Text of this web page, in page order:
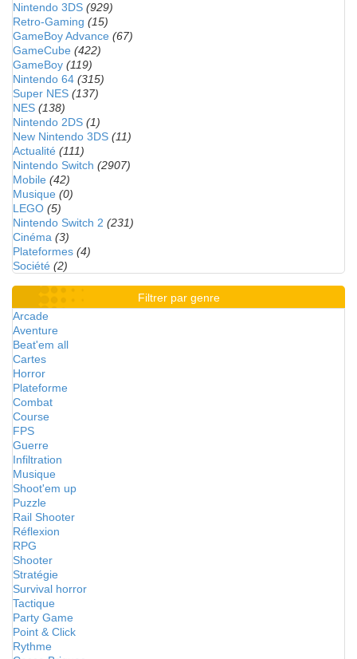
Nintendo 3DS (929)
Retro-Gaming (15)
GameBoy Advance (67)
GameCube (422)
GameBoy (119)
Nintendo 64 (315)
Super NES (137)
NES (138)
Nintendo 2DS (1)
New Nintendo 3DS (11)
Actualité (111)
Nintendo Switch (2907)
Mobile (42)
Musique (0)
LEGO (5)
Nintendo Switch 2 (231)
Cinéma (3)
Plateformes (4)
Société (2)
Filtrer par genre
Arcade
Aventure
Beat'em all
Cartes
Horror
Plateforme
Combat
Course
FPS
Guerre
Infiltration
Musique
Shoot'em up
Puzzle
Rail Shooter
Réflexion
RPG
Shooter
Stratégie
Survival horror
Tactique
Party Game
Point & Click
Rythme